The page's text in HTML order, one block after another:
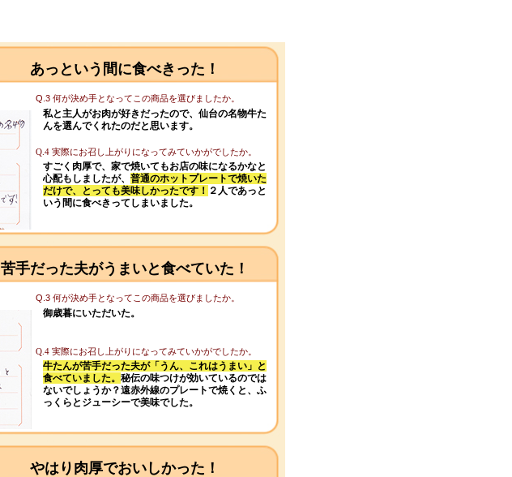
あっという間に食べきった！
Q.3 何が決め手となってこの商品を選びましたか。
私と主人がお肉が好きだったので、仙台の名物牛た
んを選んでくれたのだと思います。
Q.4 実際にお召し上がりになってみていかがでしたか。
すごく肉厚で、家で焼いてもお店の味になるかなと
心配もしましたが、 普通のホットプレートで焼いた
だけで、とっても美味しかったです！ ２人であっと
いう間に食べきってしまいました。
苦手だった夫がうまいと食べていた！
Q.3 何が決め手となってこの商品を選びましたか。
御歳暮にいただいた。
Q.4 実際にお召し上がりになってみていかがでしたか。
牛たんが苦手だった夫が「うん、これはうまい」と
食べていました。 秘伝の味つけが効いているのでは
ないでしょうか？遠赤外線のプレートで焼くと、ふ
っくらとジューシーで美味でした。
やはり肉厚でおいしかった！